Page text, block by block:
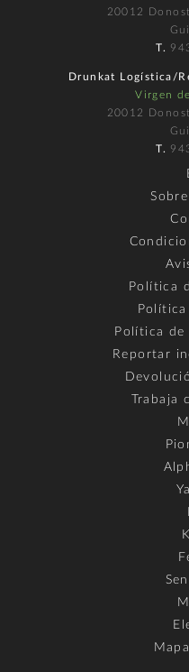
20012
T.
Drunkat Logística/
Virgen
20012
T.
Política
Política de
Reportar
Trabaja